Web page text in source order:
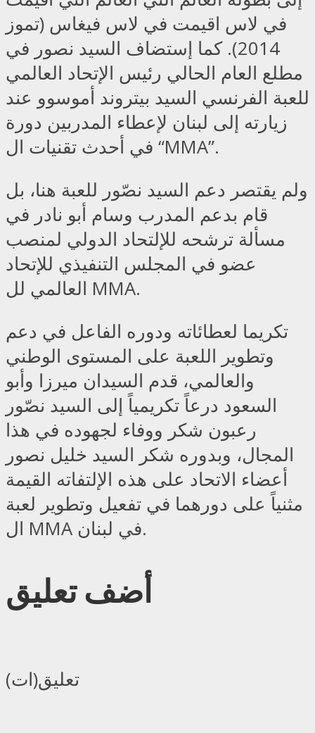
في لاس اقيمت في لاس فيغاس (تموز
2014). كما إستضاف السيد نصور في
مطلع العام الحالي رئيس الإتحاد العالمي
للعبة الفرنسي السيد بيتروند أموسوو عند
زيارته إلى لبنان لإعطاء المدربين دورة
في أحدث تقنيات ال “MMA”.
ولم يقتصر دعم السيد نصّور للعبة هنا، بل
قام بدعم المدرب وسام أبو نادر في
مسألة ترشحه للإلتحاد الدولي لمنصب
عضو في المجلس التنفيذي للإتحاد
العالمي لل MMA.
تكريما لعطائاته ودوره الفاعل في دعم
وتطوير اللعبة على المستوى الوطني
والعالمي، قدم السيدان ميرزا وأبو
السعود درعاً تكريمياً إلى السيد نصّور
رعبون شكر ووفاء لجهوده في هذا
المجال، وبدوره شكر السيد خليل نصور
أعضاء الاتحاد على هذه الإلتفاته القيمة
مثنياً على دورهما في تفعيل وتطوير لعبة
ال MMA في لبنان.
أضف تعليق
تعليق(ات)